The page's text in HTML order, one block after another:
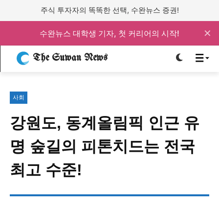
로그인하세요
주요 뉴스
문화 과학·미디어 연예 스포츠
오피니언 & 특집
특집 기사 바로가기 : 청소년· 청년
로그인하세요
주요 뉴스
문화 과학·미디어 연예 스포츠
오피니언 & 특집
특집 기사 바로가기 : 청소년· 청년
주식 투자자의 똑똑한 선택, 수완뉴스 증권!
수완뉴스 대학생 기자, 첫 커리어의 시작! ✕
The Suwan News
사회
강원도, 동계올림픽 인근 유
명 숲길의 피톤치드는 전국
최고 수준!